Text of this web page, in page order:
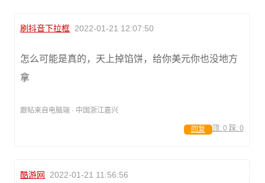
刷抖音下拉框 2022-01-21 12:07:50
怎么可能是真的，天上掉馅饼，给你美元你也没地方
拿
跟帖来自电脑端 · 中国浙江嘉兴
顶: 0 踩: 0
回复
酷游网 2022-01-21 11:56:56